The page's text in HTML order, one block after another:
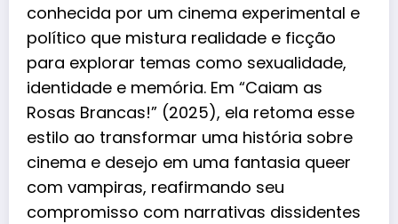
conhecida por um cinema experimental e
político que mistura realidade e ficção
para explorar temas como sexualidade,
identidade e memória. Em “Caiam as
Rosas Brancas!” (2025), ela retoma esse
estilo ao transformar uma história sobre
cinema e desejo em uma fantasia queer
com vampiras, reafirmando seu
compromisso com narrativas dissidentes